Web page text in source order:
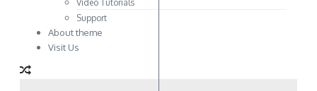
Video Tutorials
Support
About theme
Visit Us